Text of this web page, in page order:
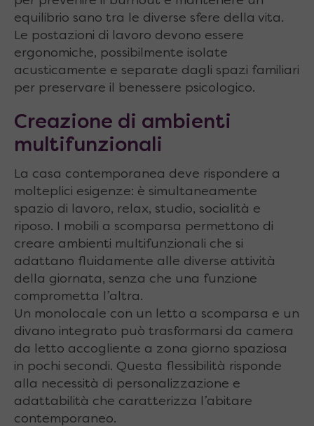
equilibrio sano tra le diverse sfere della vita.
Le postazioni di lavoro devono essere
ergonomiche, possibilmente isolate
acusticamente e separate dagli spazi familiari
per preservare il benessere psicologico.
Creazione di ambienti
multifunzionali
La casa contemporanea deve rispondere a
molteplici esigenze: è simultaneamente
spazio di lavoro, relax, studio, socialità e
riposo. I mobili a scomparsa permettono di
creare ambienti multifunzionali che si
adattano fluidamente alle diverse attività
della giornata, senza che una funzione
comprometta l’altra.
Un monolocale con un letto a scomparsa e un
divano integrato può trasformarsi da camera
da letto accogliente a zona giorno spaziosa
in pochi secondi. Questa flessibilità risponde
alla necessità di personalizzazione e
adattabilità che caratterizza l’abitare
contemporaneo.